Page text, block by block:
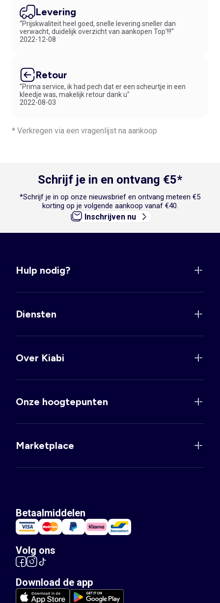
Levering
“Prijskwaliteit heel goed, snelle levering sneller dan
verwacht, duidelijk overzicht van aankopen Top'!!!“
2022-12-08
Retour
"Prima service, ik had pech dat er een scheurtje in een
kleedje was, makelijk retour dank u"
2022-08-03
* Verkregen via een vragenlijst na aankoop
Schrijf je in en ontvang €5*
*Schrijf je in op onze nieuwsbrief en ontvang meteen €5
korting op je volgende aankoop vanaf €40.
Inschrijven nu
Hulp nodig?
Diensten
Over Kiabi
Onze hoogtepunten
Marketplace
Betaalmiddelen
Volg ons
Download de app